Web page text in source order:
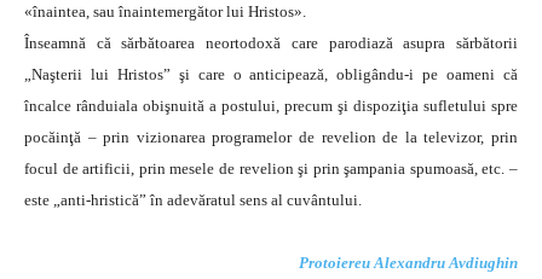
«înaintea, sau înaintemergător lui Hristos».
Înseamnă că sărbătoarea neortodoxă care parodiază asupra sărbătorii
„Naşterii lui Hristos” şi care o anticipează, obligându-i pe oameni că
încalce rânduiala obişnuită a postului, precum şi dispoziţia sufletului spre
pocăinţă – prin vizionarea programelor de revelion de la televizor, prin
focul de artificii, prin mesele de revelion şi prin şampania spumoasă, etc. –
este „anti-hristică” în adevăratul sens al cuvântului.
Protoiereu Alexandru Avdiughin